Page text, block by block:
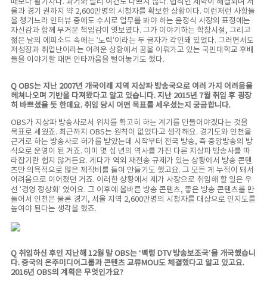
때보다 활기차다. 과거와 달리 여건도 나쁘지 않다. 법적인 제약이 해결되며 서
울과 경기 권까지 약 2,600만명의 시청자를 확보한 상황이다. 이런저런 사항들
을 챙기느라 인터뷰 중에도 수시로 업무를 봐야 하는 윤정식 사장의 표정에는
자신감과 함께 무거운 책임감이 엿보였다. 그가 이야기하는 학창시절, 그리고
젊은 날의 에피소드 속에는 ‘노력’이라는 두 글자가 각인돼 있었다. 그러면서도
저성장과 취업난이라는 어려운 상황에서 꿈을 이뤄가고 있는 국민대학교 후배
들을 이야기할 때면 안타까움을 털어놓기도 했다.
Q OBS는 지난 2007년 개국이래 지역 지상파 방송국으로 여러 가지 어려움을
헤쳐나오며 기반을 다져왔다고 알고 있습니다. 지난 2015년 7월 취임 후 굉장
히 바쁘셨을 듯 한데요. 취임 당시 어떤 목표를 세우셨는지 궁금합니다.
OBS가 지상파 방송사로서 위치를 확고히 하는 계기를 만들어야겠다는 것을
목표로 세웠죠. 최근까지 OBS는 원칙이 없었다고 생각해요. 경기도와 인천을
근거로 하는 방송사로 허가를 받았는데 시작부터 전국 방송, 즉 중앙방송의 방
식으로 운영이 된 거죠. 이미 몇 십 년의 역사를 가진 다른 지상파 방송사를 따
라잡기란 쉽지 않거든요. 게다가 역외 재전송 규제가 있는 상황에서 방송 콘텐
츠만 의욕적으로 많은 제작비를 들여 만들기도 했고요. 그 모든 게 누적이 돼서
어려움으로 이어졌던 거죠. 이러한 상황에서 제가 사장으로 취임해 할 일은 우
선 ‘경영 정상화’ 였어요. 그 이후에 올바른 방송 콘텐츠, 좋은 방송 콘텐츠를 만
들어서 인천은 물론 경기, 서울 지역 2,600만명의 시청자를 대상으로 인지도를
높여야 된다는 생각을 했죠.
Q 취임하신 후인 지난해 12월 말 OBS는 ‘백령 DTV 방송보조국’을 개국했습니
다. 중국의 온주미디어그룹과 콘텐츠 교류MOU도 체결했다고 알고 있고요.
2016년 OBS의 계획은 무엇인가요?